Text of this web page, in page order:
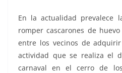
En la actualidad prevalece
romper cascarones de
entre los vecinos de
actividad que se realiza el
carnaval en el cerro de